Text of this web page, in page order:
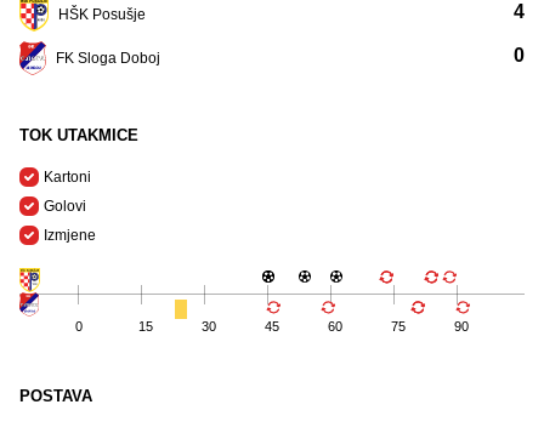
HŠK Posušje
FK Sloga Doboj
4
0
TOK UTAKMICE
Kartoni
Golovi
Izmjene
0 15 30 45 60 75 90
POSTAVA